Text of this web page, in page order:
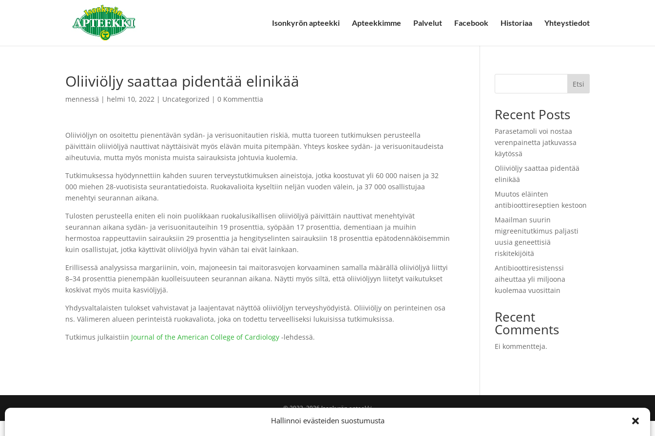
Hallinnoi evästeiden suostumusta
Isonkyrön apteekki Apteekkimme Palvelut Facebook Historiaa Yhteystiedot
Oliiviöljy saattaa pidentää elinikää
mennessä | helmi 10, 2022 | Uncategorized |0 Kommenttia
Oliiviöljyn on osoitettu pienentävän sydän- ja verisuonitautien riskiä, mutta tuoreen tutkimuksen perusteella
päivittäin oliiviöljyä nauttivat näyttäisivät myös elävän muita pitempään. Yhteys koskee sydän- ja verisuonitaudeista
aiheutuvia, mutta myös monista muista sairauksista johtuvia kuolemia.
Tutkimuksessa hyödynnettiin kahden suuren terveystutkimuksen aineistoja, jotka koostuvat yli 60 000 naisen ja 32
000 miehen 28-vuotisista seurantatiedoista. Ruokavalioita kyseltiin neljän vuoden välein, ja 37 000 osallistujaa
menehtyi seurannan aikana.
Tulosten perusteella eniten eli noin puolikkaan ruokalusikallisen oliiviöljyä päivittäin nauttivat menehtyivät
seurannan aikana sydän- ja verisuonitauteihin 19 prosenttia, syöpään 17 prosenttia, dementiaan ja muihin
hermostoa rappeuttaviin sairauksiin 29 prosenttia ja hengityselinten sairauksiin 18 prosenttia epätodennäköisemmin
kuin osallistujat, jotka käyttivät oliiviöljyä hyvin vähän tai eivät lainkaan.
Erillisessä analyysissa margariinin, voin, majoneesin tai maitorasvojen korvaaminen samalla määrällä oliiviöljyä liittyi
8–34 prosenttia pienempään kuolleisuuteen seurannan aikana. Näytti myös siltä, että oliiviöljyyn liitetyt vaikutukset
koskivat myös muita kasviöljyjä.
Yhdysvaltalaisten tulokset vahvistavat ja laajentavat näyttöä oliiviöljyn terveyshyödyistä. Oliiviöljy on perinteinen osa
ns. Välimeren alueen perinteistä ruokavaliota, joka on todettu terveelliseksi lukuisissa tutkimuksissa.
Tutkimus julkaistiin Journal of the American College of Cardiology -lehdessä.
Etsi
Recent Posts
Parasetamoli voi nostaa
verenpainetta jatkuvassa
käytössä
Oliiviöljy saattaa pidentää
elinikää
Muutos eläinten
antibioottireseptien kestoon
Maailman suurin
migreenitutkimus paljasti
uusia geneettisiä
riskitekijöitä
Antibioottiresistenssi
aiheuttaa yli miljoona
kuolemaa vuosittain
Recent
Comments
Ei kommentteja.
© 2022–2026 Isonkyrön apteekki